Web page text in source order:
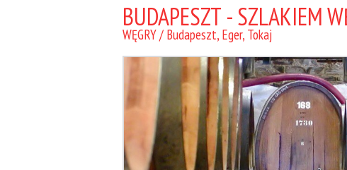
BUDAPESZT - SZLAKIEM
WĘGRY / Budapeszt, Eger, Tokaj